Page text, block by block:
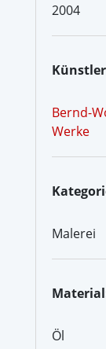
2004
Bernd-
Werke
Malerei
Öl